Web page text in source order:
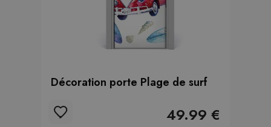
Décoration porte Plage de surf
49.99 €